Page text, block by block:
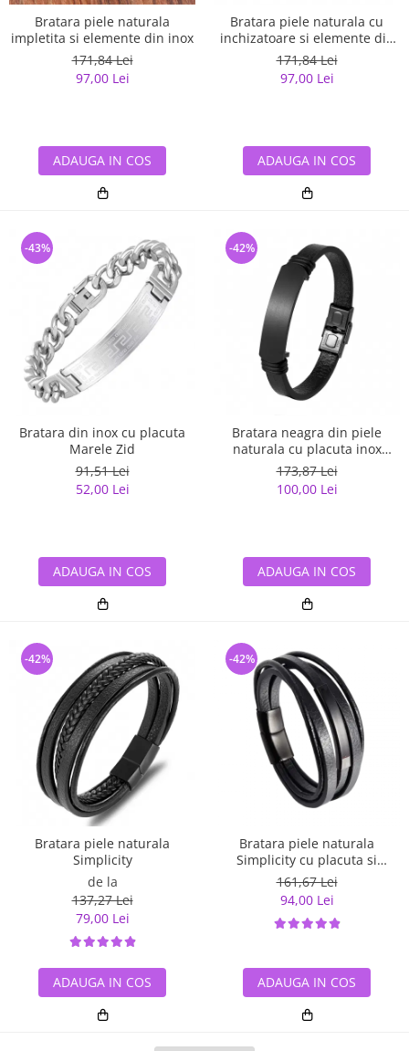
Bratara piele naturala
impletita si elemente din inox
171,84 Lei
97,00 Lei
ADAUGA IN COS
Bratara piele naturala cu
inchizatoare si elemente din
inox
171,84 Lei
97,00 Lei
ADAUGA IN COS
Bratara din inox cu placuta
Marele Zid
91,51 Lei
52,00 Lei
-43%
ADAUGA IN COS
Bratara neagra din piele
naturala cu placuta inox
negru
173,87 Lei
100,00 Lei
-42%
ADAUGA IN COS
Bratara piele naturala
Simplicity
de la
137,27 Lei
79,00 Lei
-42%
ADAUGA IN COS
Bratara piele naturala
Simplicity cu placuta si
inchizatoare din inox
161,67 Lei
94,00 Lei
-42%
ADAUGA IN COS